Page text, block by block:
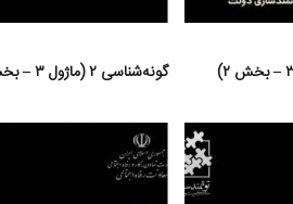
گونه‌شناسی ۲ (ماژول ۳ – بخش ۳)